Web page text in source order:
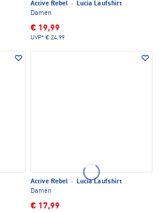
Active Rebel ·
Lucia Laufshirt
Damen
€ 19,99
UVP* € 24,99
Active Rebel ·
Lucia Laufshirt
Damen
€ 17,99